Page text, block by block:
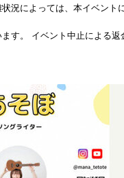
況によっては、本イベント
す。 イベント中止による返